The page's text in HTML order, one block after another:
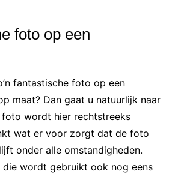
foto op een
fantastische foto op een
maat? Dan gaat u natuurlijk naar
wordt hier rechtstreeks
wat er voor zorgt dat de foto
onder alle omstandigheden.
die wordt gebruikt ook nog eens